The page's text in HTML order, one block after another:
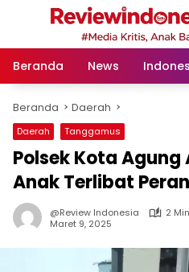
Langsung
Beranda
News
Beranda Daerah
Daerah Tanggamus
Polsek Kota Agung
Anak Terlibat
@Review Indonesia
2
Maret 9, 2025